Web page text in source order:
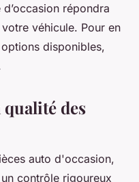
répondra
véhicule. Pour en
disponibles,
des
auto d'occasion,
contrôle rigoureux